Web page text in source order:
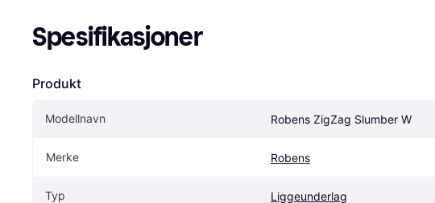
Spesifikasjoner
Produkt
Modellnavn Robens ZigZag Slumber W
Merke Robens
Typ Liggeunderlag